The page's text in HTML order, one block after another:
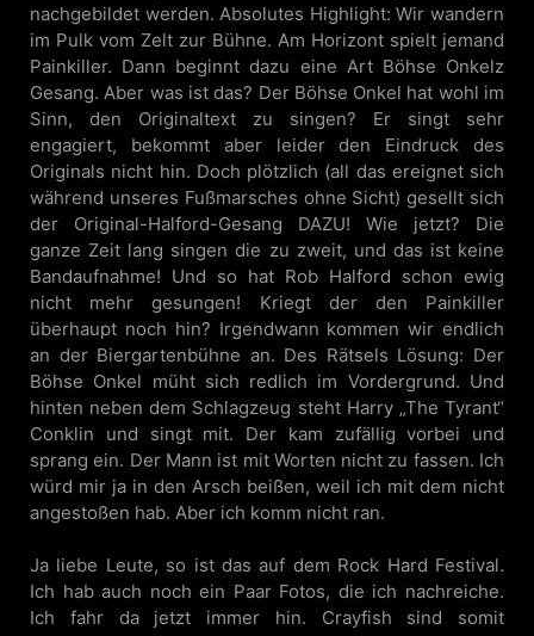
nachgebildet werden. Absolutes Highlight: Wir wandern
im Pulk vom Zelt zur Bühne. Am Horizont spielt jemand
Painkiller. Dann beginnt dazu eine Art Böhse Onkelz
Gesang. Aber was ist das? Der Böhse Onkel hat wohl im
Sinn, den Originaltext zu singen? Er singt sehr
engagiert, bekommt aber leider den Eindruck des
Originals nicht hin. Doch plötzlich (all das ereignet sich
während unseres Fußmarsches ohne Sicht) gesellt sich
der Original-Halford-Gesang DAZU! Wie jetzt? Die
ganze Zeit lang singen die zu zweit, und das ist keine
Bandaufnahme! Und so hat Rob Halford schon ewig
nicht mehr gesungen! Kriegt der den Painkiller
überhaupt noch hin? Irgendwann kommen wir endlich
an der Biergartenbühne an. Des Rätsels Lösung: Der
Böhse Onkel müht sich redlich im Vordergrund. Und
hinten neben dem Schlagzeug steht Harry „The Tyrant“
Conklin und singt mit. Der kam zufällig vorbei und
sprang ein. Der Mann ist mit Worten nicht zu fassen. Ich
würd mir ja in den Arsch beißen, weil ich mit dem nicht
angestoßen hab. Aber ich komm nicht ran.
Ja liebe Leute, so ist das auf dem Rock Hard Festival.
Ich hab auch noch ein Paar Fotos, die ich nachreiche.
Ich fahr da jetzt immer hin. Crayfish sind somit